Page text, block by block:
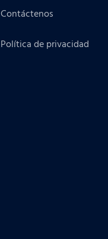
Contáctenos
Política de privacidad